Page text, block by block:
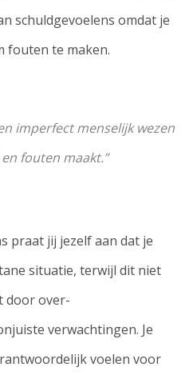
schuldgevoelens omdat je
fouten te maken.
imperfect menselijk wezen
fouten maakt.”
praat jij jezelf aan dat je
situatie, terwijl dit niet
door over-
verwachtingen. Je
voelen voor